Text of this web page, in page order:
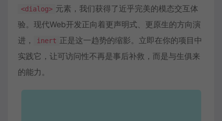
<dialog> 元素，我们获得了近乎完美的模态交互体
验。现代Web开发正向着更声明式、更原生的方向演
进，
inert 正是这一趋势的缩影。立即在你的项目中
实践它，让可访问性不再是事后补救，而是与生俱来
的能力。